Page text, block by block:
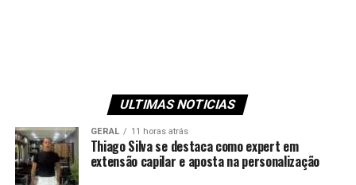
ULTIMAS NOTICIAS
GERAL 11 horas atrás
Thiago Silva se destaca como expert em
extensão capilar e aposta na personalização